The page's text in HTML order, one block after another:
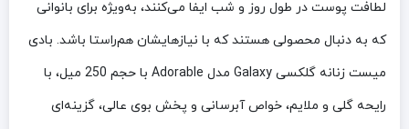
لطافت پوست در طول روز و شب ایفا می‌کنند، به‌ویژه برای بانوانی
که به دنبال محصولی هستند که با نیازهایشان هم‌راستا باشد. بادی
میست زنانه گلکسی Galaxy مدل Adorable با حجم 250 میل، با
رایحه گلی و ملایم، خواص آبرسانی و پخش بوی عالی، گزینه‌ای